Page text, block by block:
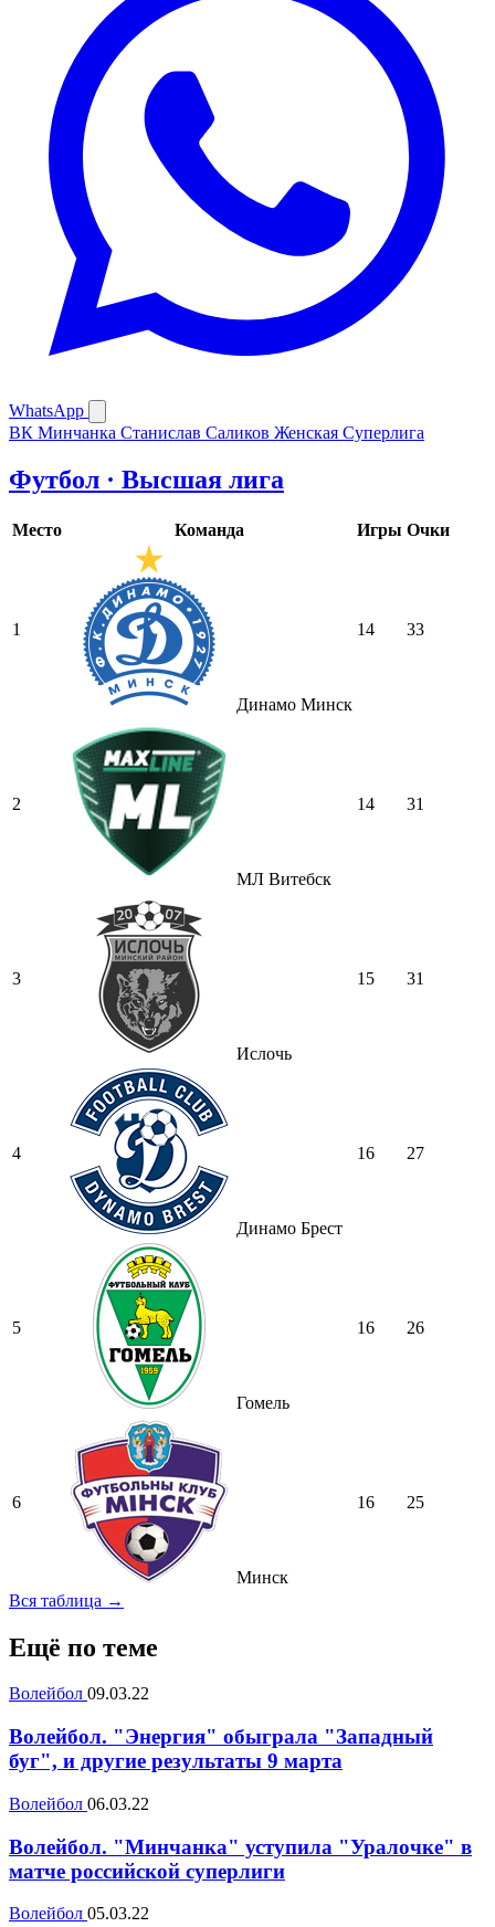
WhatsApp
ВК Минчанка Станислав Саликов Женская Суперлига
Футбол · Высшая лига
Место Команда Игры Очки
1
Динамо Минск
14 33
2
МЛ Витебск
14 31
3
Ислочь
15 31
4
Динамо Брест
16 27
5
Гомель
16 26
6
Минск
16 25
Вся таблица →
Ещё по теме
Волейбол 09.03.22
Волейбол. "Энергия" обыграла "Западный
буг", и другие результаты 9 марта
Волейбол 06.03.22
Волейбол. "Минчанка" уступила "Уралочке" в
матче российской суперлиги
Волейбол 05.03.22